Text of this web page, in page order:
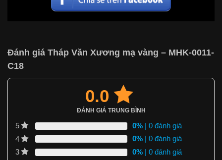
Đánh giá Tháp Văn Xương mạ vàng – MHK-0011-
C18
0.0
ĐÁNH GIÁ TRUNG BÌNH
5 0% | 0 đánh giá
4
0% | 0 đánh giá
3
0% | 0 đánh giá